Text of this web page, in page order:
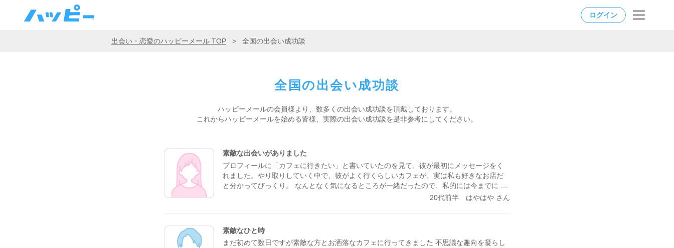
ログイン
出会い・恋愛のハッピーメール TOP > 全国の出会い成功談
全国の出会い成功談
ハッピーメールの会員様より、 数多くの出会い成功談を頂戴しております。
これからハッピーメールを始める皆様、 実際の出会い成功談を是非参考にしてください。
素敵な出会いがありました
プロフィールに「カフェに行きたい」と書いていたのを見て、彼が最初にメッセージをく
れました。やり取りしていく中で、彼がよく行くらしいカフェが、実は私も好きなお店だ
と分かってびっくり。 なんとなく気になるところが一緒だったので、私的には今までにな
くメッセージが盛り上がり嬉しかったです。 カフェに誘ってもらい、実際にお会いすると
みたら、思わずドキドキしました。 成功談でいいのか…まだどうなるかはわからないけ
ど、出会えてよかったと思える人になりました。
20代前半 はやはや さん
素敵なひと時
まだ初めて数日ですが素敵な方とお洒落なカフェに行ってきました 不思議な趣向を凝らし